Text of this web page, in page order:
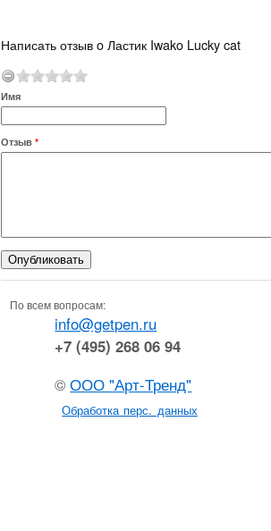
Написать отзыв o Ластик Iwako Lucky cat
Имя
Отзыв *
По всем вопросам:
info@getpen.ru
+7 (495) 268 06 94
©ООО "Арт-Тренд"
Обработка перс. данных